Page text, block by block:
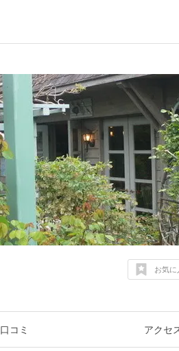
お気
口コミ アクセ